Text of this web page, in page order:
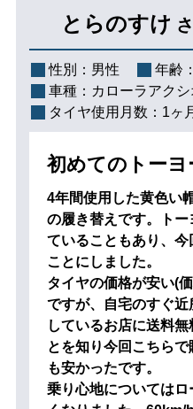
とらのすけ
性別： 男性 年齢：
車種： カローラアク
タイヤ使用月数： 1ヶ
初めてのトーヨ
4年間使用した黄色い
の履き替えです。ト
ていることもあり、
ことにしました。
タイヤの価格が安い(
ですが、自宅のすぐ
しているお店に送料
とを知り今回こちら
も安かったです。
乗り心地については